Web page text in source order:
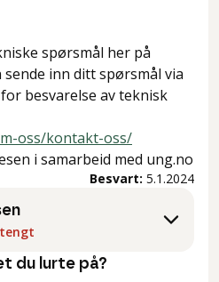
spørsmål her på
sende inn ditt spørsmål via
besvarelse av teknisk
oss/kontakt-oss/
i samarbeid med ung.no
Besvart: 5.1.2024
du lurte på?